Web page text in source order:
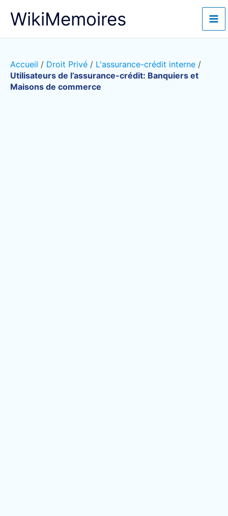
WikiMemoires
Accueil / Droit Privé / L'assurance-crédit interne /
Utilisateurs de l’assurance-crédit: Banquiers et
Maisons de commerce